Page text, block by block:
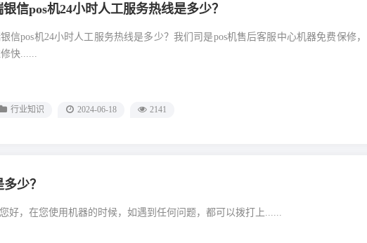
银信pos机24小时人工服务热线是多少？
信pos机24小时人工服务热线是多少？我们司是pos机售后客服中心机器免费保修，
快......
行业知识 2024-06-18 2141
少？
好，在您使用机器的时候，如遇到任何问题，都可以拨打上......